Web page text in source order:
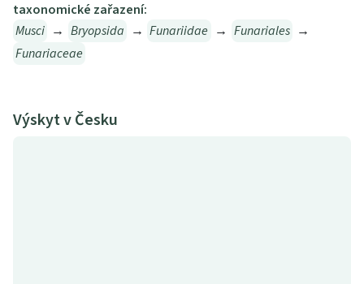
taxonomické zařazení:
Musci → Bryopsida → Funariidae → Funariales →
Funariaceae
Výskyt v Česku